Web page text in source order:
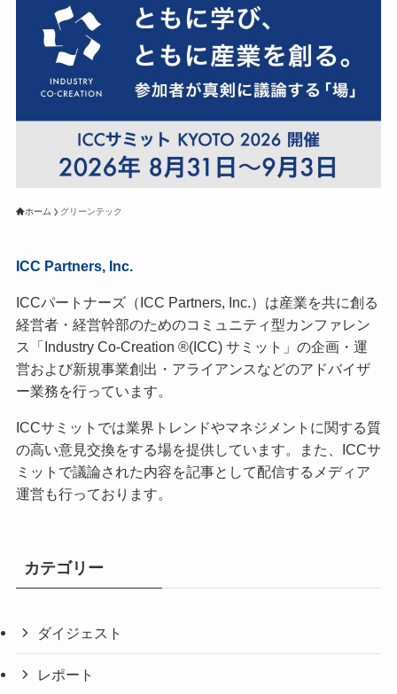
ホーム グリーンテック
ICC Partners, Inc.
ICCパートナーズ（ICC Partners, Inc.）は産業を共に創る
経営者・経営幹部のためのコミュニティ型カンファレン
ス「Industry Co-Creation ®(ICC) サミット」の企画・運
営および新規事業創出・アライアンスなどのアドバイザ
ー業務を行っています。
ICCサミットでは業界トレンドやマネジメントに関する質
の高い意見交換をする場を提供しています。また、ICCサ
ミットで議論された内容を記事として配信するメディア
運営も行っております。
カテゴリー
ダイジェスト
レポート